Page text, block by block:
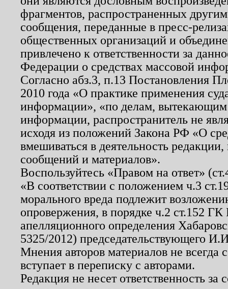
фрагментов, распространенных
сообщения, переданные в пресс-
общественных организаций и
привлечено к ответственности за
Федерации о средствах массовой
Согласно абз.3, п.13 Постановления
2010 года «О практике применения
информации», «по делам, вытекающим
информации, распространитель не
исходя из положений Закона РФ «О
вмешиваться в деятельность
сообщений и материалов».
Воспользуйтесь «Правом на ответ»
«В соответствии с положением ч.3
морального вреда подлежит
опровержения, в порядке ч.2 ст.152
апелляционного определения
5325/2012) председательствующего
Мнения авторов материалов не
вступает в переписку с авторами.
Редакция не несет ответственность